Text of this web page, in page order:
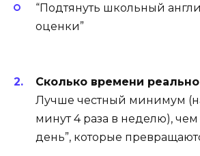
“Подтянуть школьный
оценки”
Сколько времени реально
Лучше честный минимум
минут 4 раза в неделю),
день”, которые